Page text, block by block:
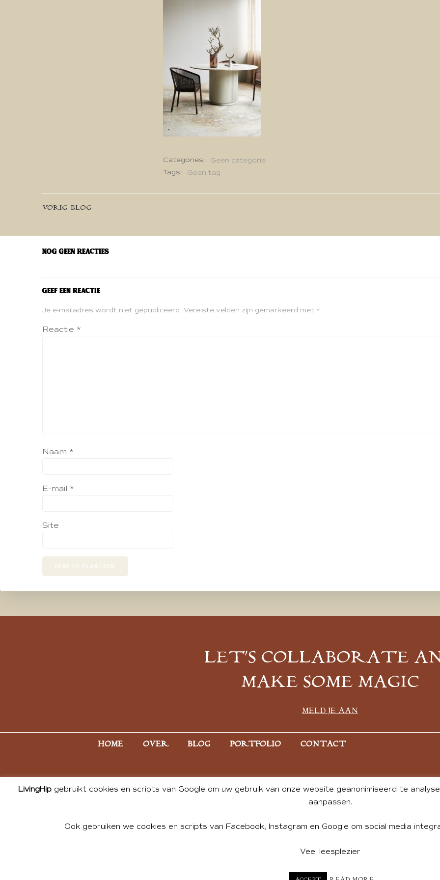
Categories:
Geen categorie
Tags:
Geen tag
Bericht
navigatie
VORIG BLOG
Nog geen reacties
Geef een reactie
Je e-mailadres wordt niet gepubliceerd. Vereiste velden zijn gemarkeerd met *
Reactie *
Naam *
E-mail *
Site
LET’S COLLABORATE
MAKE SOME MAGIC
MELD JE AAN
HOME OVER BLOG PORTFOLIO CONTACT
© 2026 ALL PHOTOS & CONTENT BY ANDREA DE GROOT. WEBSITE DESIGN BY
LivingHip gebruikt cookies en scripts van Google om uw gebruik van onze website geanonimiseerd te
aanpassen.
Ook gebruiken we cookies en scripts van Facebook, Instagram en Google om social media
Veel leesplezier